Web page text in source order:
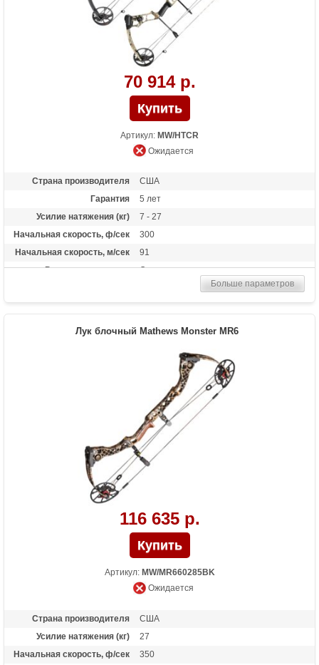
70 914 р.
Артикул: MW/HTCR
Ожидается
Страна производителя
США
Гарантия
5 лет
Усилие натяжения (кг)
7 - 27
Начальная скорость, ф/сек
300
Начальная скорость, м/сек
91
Рекомендуется для
Опытных
Длина растяжки
19 - 30
Развлечение, охота
Больше параметров
Лук блочный Mathews Monster MR6
116 635 р.
Артикул: MW/MR660285BK
Ожидается
Страна производителя
США
Усилие натяжения (кг)
27
Начальная скорость, ф/сек
350